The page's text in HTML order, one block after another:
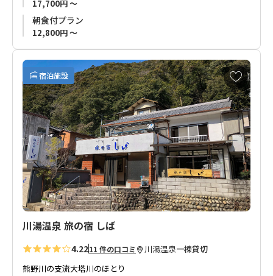
つ。
一晩中利用可能ですので、お好きなときに何度でもお入り下さ
い。
また、冬季の仙人風呂は目の前です。
お食事は、排気ガスをうけない場所で長年栽培しているお茶な
ど、手作りの製品をお出ししています。
野菜も地元の顔見知り農家から仕入れるなど、こだわりをもっ
てお客様をお迎えしております。
■お食事制限対応をご希望のお客様へ
「2食付プラン（夕食和牛ハンバーグ）」は夕食にお肉の提供が
メインとなることからお食事制限のご希望をお受けできませ
ん。
「朝食付プラン」のみお食事制限のお申し込みが可能です。
17,700円 ～
朝食付プラン
12,800円 ～
宿泊施設
お
気
に
入
り
に
追
加
川湯温泉 旅の宿 しば
4.2211 件の口コミ 川湯温泉一棟貸切
熊野川の支流大塔川のほとり